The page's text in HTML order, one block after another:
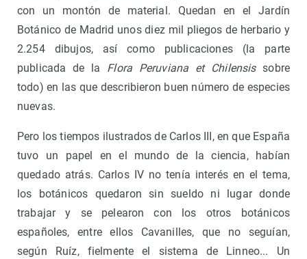
con un montón de material. Quedan en el Jardín
Botánico de Madrid unos diez mil pliegos de herbario y
2.254 dibujos, así como publicaciones (la parte
publicada de la Flora Peruviana et Chilensissobre
todo) en las que describieron buen número de especies
nuevas.
Pero los tiempos ilustrados de Carlos III, en que España
tuvo un papel en el mundo de la ciencia, habían
quedado atrás. Carlos IV no tenía interés en el tema,
los botánicos quedaron sin sueldo ni lugar donde
trabajar y se pelearon con los otros botánicos
españoles, entre ellos Cavanilles, que no seguían,
según Ruíz, fielmente el sistema de Linneo... Un